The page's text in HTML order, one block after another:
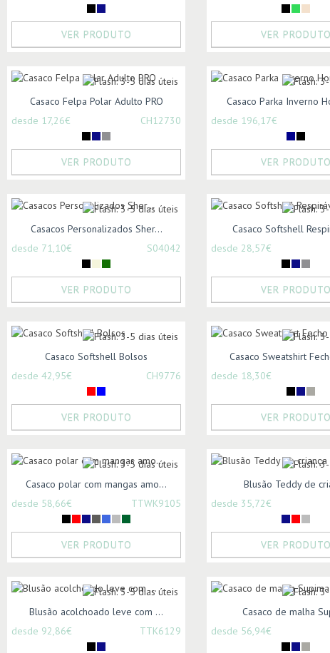
VER PRODUTO VER PRODUTO
Casaco Felpa Polar Adulto PRO
desde 17,26€
CH12730
VER PRODUTO
Casaco Parka Inverno
desde 196,17€
VER PRODUTO
Casacos Personalizados Sher...
desde 71,10€
S04042
VER PRODUTO
Casaco Softshell
desde 28,57€
VER PRODUTO
Casaco Softshell Bolsos
desde 42,95€
CH9776
VER PRODUTO
Casaco Sweatshirt
desde 18,30€
VER PRODUTO
Casaco polar com mangas amo...
desde 58,66€
TTWK9105
VER PRODUTO
Blusão Teddy de
desde 35,72€
VER PRODUTO
Blusão acolchoado leve com ...
desde 92,86€
TTK6129
Casaco de malha
desde 56,94€